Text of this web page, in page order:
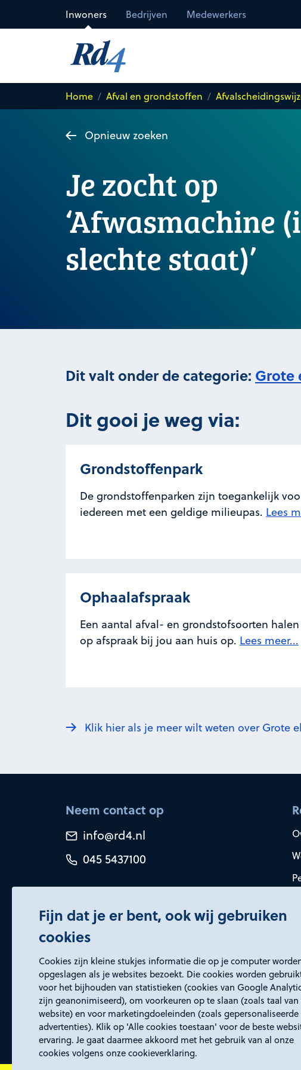
Fijn dat je er bent, ook wij gebruiken
cookies
Cookies zijn kleine stukjes informatie die op je computer
opgeslagen als je websites bezoekt. Die cookies worden
voor het bijhouden van statistieken (cookies van Google
zijn geanonimiseerd), om voorkeuren op te slaan (zoals taal van
website) en voor marketingdoeleinden (zoals gepersonaliseerde
advertenties). Klik op 'Alle cookies toestaan' voor de beste
ervaring. Je gaat daarmee akkoord met het gebruik van al onze
cookies volgens onze cookieverklaring.
Inwoners Bedrijven Medewerkers
Home Afval en grondstoffen
Opnieuw zoeken
Je zocht op
‘Afwasmachine
slechte staat)’
Dit valt onder de categorie: Grote
Dit gooi je weg via:
Grondstoffenpark
De grondstoffenparken zijn toegankelijk
iedereen met een geldige milieupas. Lees
Ophaalafspraak
Een aantal afval- en grondstofsoorten
op afspraak bij jou aan huis op. Lees meer...
Klik hier als je meer wilt weten over Grote
Neem contact op
info@rd4.nl
045 5437100
Certificeringen